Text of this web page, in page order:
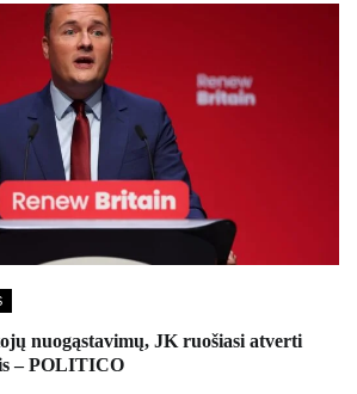
nuogąstavimų, JK ruošiasi atverti
– POLITICO